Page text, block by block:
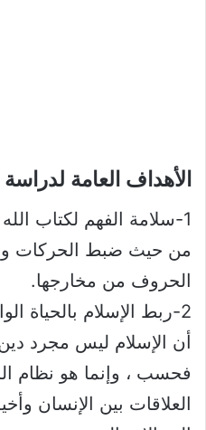
الأهداف العامة لدراسة
1-سلامة الفهم لكتاب
من حيث ضبط الحركات
الحروف من مخارجها.
2-ربط الإسلام بالحياة
أن الإسلام ليس مجرد
فحسب ، وإنما هو نظام
العلاقات بين الإنسان